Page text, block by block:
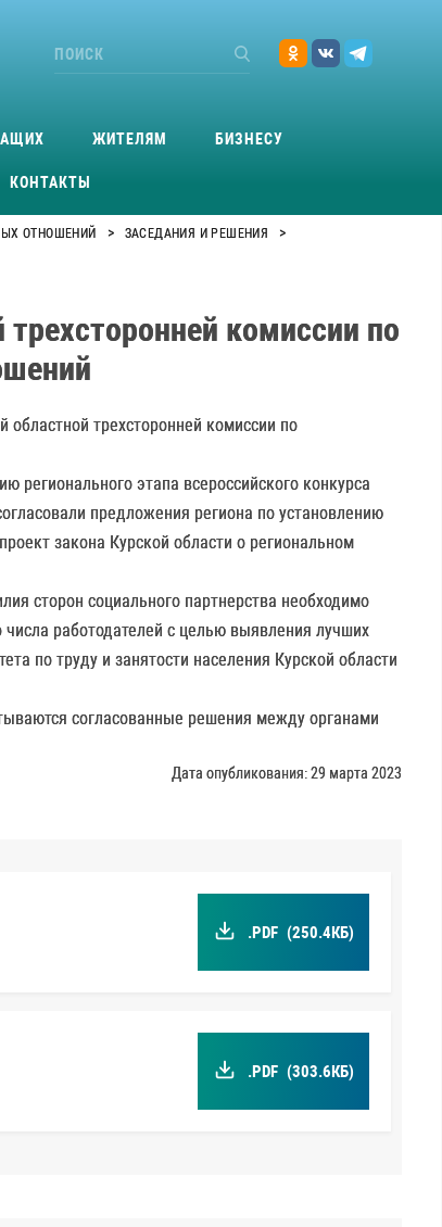
ЖИТЕЛЯМ БИЗНЕСУ
КОНТАКТЫ
ОТНОШЕНИЙ > ЗАСЕДАНИЯ И РЕШЕНИЯ >
комиссии по
трехсторонней комиссии по
регионального этапа всероссийского конкурса
предложения региона по установлению
закона Курской области о региональном
сторон социального партнерства необходимо
работодателей с целью выявления лучших
по труду и занятости населения Курской области
согласованные решения между органами
Дата опубликования: 29 марта 2023
.PDF (250.4КБ)
.PDF (303.6КБ)